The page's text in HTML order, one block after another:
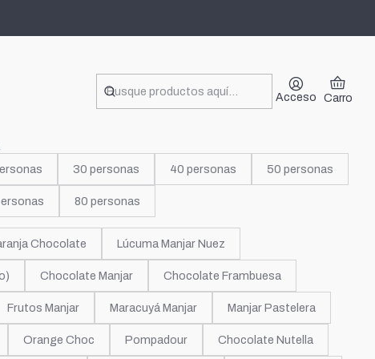
Acceso Carro
30 personas 40 personas 50 personas
80 personas
Chocolate Lúcuma Manjar Nuez
Chocolate Manjar Chocolate Frambuesa
Frutos Manjar Maracuyá Manjar Manjar Pastelera
Orange Choc Pompadour Chocolate Nutella